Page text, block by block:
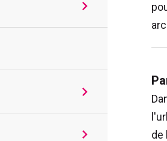
de